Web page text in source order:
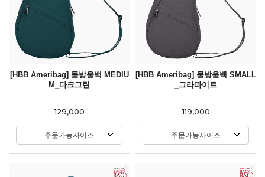
[HBB Ameribag] 물방울백 MEDIU
M_다크그린
129,000
주문가능사이즈
[HBB Ameribag] 물방울백 SMALL
_그라파이트
119,000
주문가능사이즈